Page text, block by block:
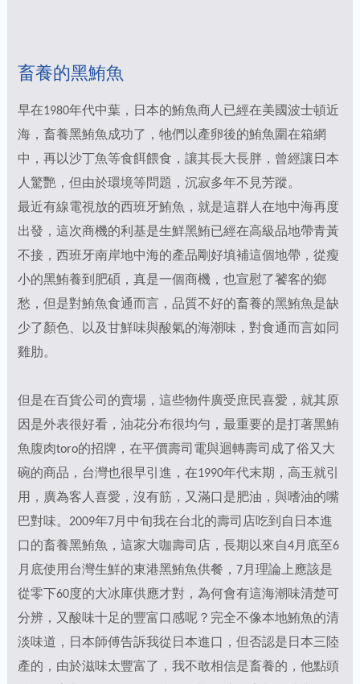
畜養的黑鮪魚
早在1980年代中葉，日本的鮪魚商人已經在美國波士頓近
海，畜養黑鮪魚成功了，牠們以產卵後的鮪魚圍在箱網
中，再以沙丁魚等食餌餵食，讓其長大長胖，曾經讓日本
人驚艷，但由於環境等問題，沉寂多年不見芳蹤。
最近有線電視放的西班牙鮪魚，就是這群人在地中海再度
出發，這次商機的利基是生鮮黑鮪已經在高級品地帶青黃
不接，西班牙南岸地中海的產品剛好填補這個地帶，從瘦
小的黑鮪養到肥碩，真是一個商機，也宣慰了饕客的鄉
愁，但是對鮪魚食通而言，品質不好的畜養的黑鮪魚是缺
少了顏色、以及甘鮮味與酸氣的海潮味，對食通而言如同
雞肋。
但是在百貨公司的賣場，這些物件廣受庶民喜愛，就其原
因是外表很好看，油花分布很均勻，最重要的是打著黑鮪
魚腹肉toro的招牌，在平價壽司電與迴轉壽司成了俗又大
碗的商品，台灣也很早引進，在1990年代末期，高玉就引
用，廣為客人喜愛，沒有筋，又滿口是肥油，與嗜油的嘴
巴對味。2009年7月中旬我在台北的壽司店吃到自日本進
口的畜養黑鮪魚，這家大咖壽司店，長期以來自4月底至6
月底使用台灣生鮮的東港黑鮪魚供餐，7月理論上應該是
從零下60度的大冰庫供應才對，為何會有這海潮味清楚可
分辨，又酸味十足的豐富口感呢？完全不像本地鮪魚的清
淡味道，日本師傅告訴我從日本進口，但否認是日本三陸
產的，由於滋味太豐富了，我不敢相信是畜養的，他點頭